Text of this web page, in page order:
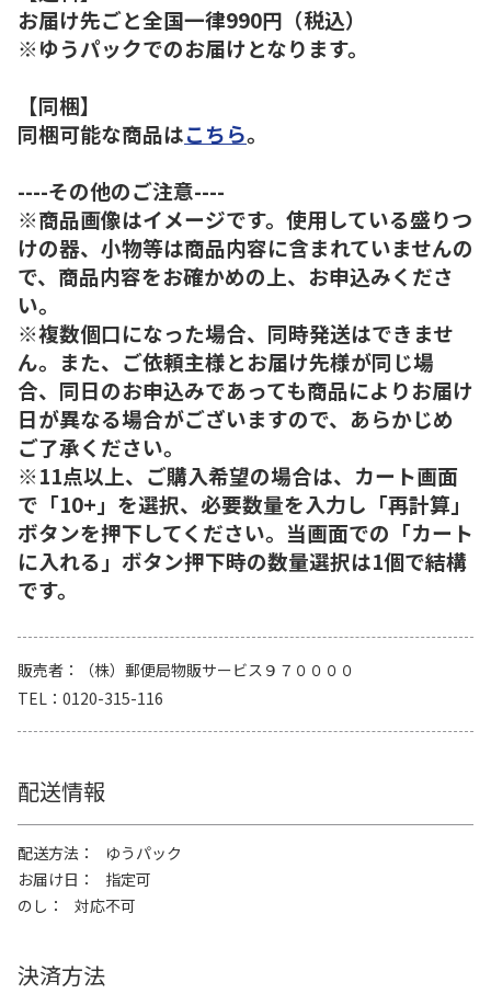
お届け先ごと全国一律990円（税込）
※ゆうパックでのお届けとなります。
【同梱】
同梱可能な商品はこちら。
----その他のご注意----
※商品画像はイメージです。使用している盛りつ
けの器、小物等は商品内容に含まれていませんの
で、商品内容をお確かめの上、お申込みくださ
い。
※複数個口になった場合、同時発送はできませ
ん。また、ご依頼主様とお届け先様が同じ場
合、同日のお申込みであっても商品によりお届け
日が異なる場合がございますので、あらかじめ
ご了承ください。
※11点以上、ご購入希望の場合は、カート画面
で「10+」を選択、必要数量を入力し「再計算」
ボタンを押下してください。当画面での「カート
に入れる」ボタン押下時の数量選択は1個で結構
です。
販売者
（株）郵便局物販サービス９７００００
TEL
0120-315-116
配送情報
配送方法
ゆうパック
お届け日
指定可
のし
対応不可
決済方法